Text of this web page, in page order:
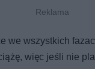
we wszystkich
więc jeśli nie